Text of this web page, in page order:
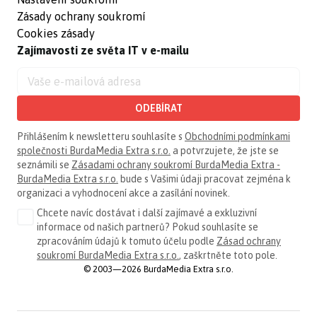
Zásady ochrany soukromí
Cookies zásady
Zajímavosti ze světa IT v e-mailu
ODEBÍRAT
Přihlášením k newsletteru souhlasíte s Obchodními podmínkami
společnosti BurdaMedia Extra s.r.o. a potvrzujete, že jste se
seznámili se Zásadami ochrany soukromí BurdaMedia Extra -
BurdaMedia Extra s.r.o. bude s Vašimi údaji pracovat zejména k
organizaci a vyhodnocení akce a zasílání novinek.
Chcete navíc dostávat i další zajímavé a exkluzivní
informace od našich partnerů? Pokud souhlasíte se
zpracováním údajů k tomuto účelu podle Zásad ochrany
soukromí BurdaMedia Extra s.r.o. , zaškrtněte toto pole.
© 2003—2026 BurdaMedia Extra s.r.o.